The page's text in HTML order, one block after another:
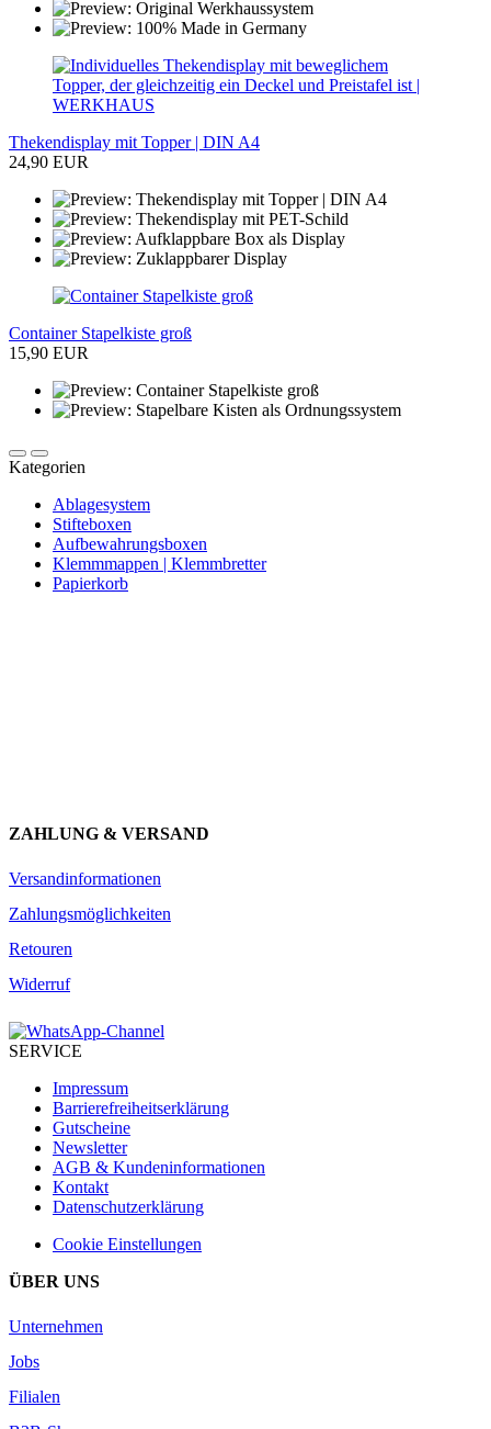
Thekendisplay mit Topper | DIN A4
24,90 EUR
Container Stapelkiste groß
15,90 EUR
Kategorien
Ablagesystem
Stifteboxen
Aufbewahrungsboxen
Klemmmappen | Klemmbretter
Papierkorb
ZAHLUNG & VERSAND
Versandinformationen
Zahlungsmöglichkeiten
Retouren
Widerruf
SERVICE
Impressum
Barrierefreiheitserklärung
Gutscheine
Newsletter
AGB & Kundeninformationen
Kontakt
Datenschutzerklärung
Cookie Einstellungen
ÜBER UNS
Unternehmen
Jobs
Filialen